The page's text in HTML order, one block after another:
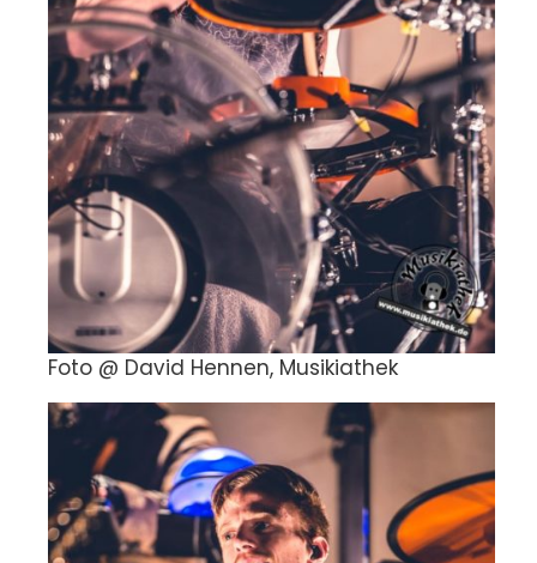
Foto @ David Hennen, Musikiathek